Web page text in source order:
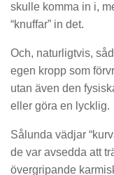
skulle komma in i,
“knuffar” in det.
Och, naturligtvis,
egen kropp som
utan även den
eller göra en lycklig.
Sålunda vädjar
de var avsedda att
övergripande